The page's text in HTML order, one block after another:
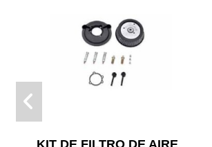
KIT DE FILTRO DE AIRE